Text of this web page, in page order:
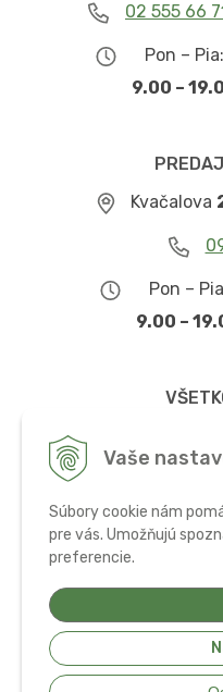
Vaše
Súbory cookie nám
pre vás. Umožňujú
preferencie.
02 555 66
Pon – Pia:
9.00 –
Kvačalova
Pon –
9.00 –
Ochrana
© 2026 Bio potraviny, zdravá